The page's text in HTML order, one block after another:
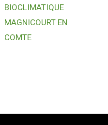
BIOCLIMATIQUE
MAGNICOURT EN
COMTE